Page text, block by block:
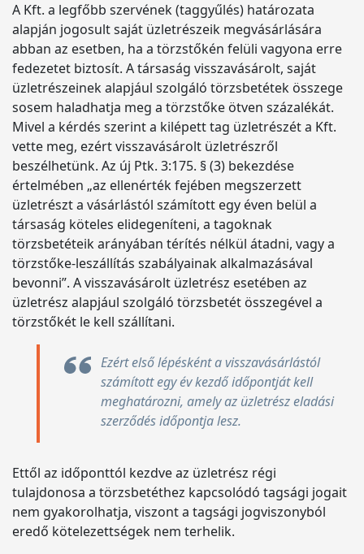
A Kft. a legfőbb szervének (taggyűlés) határozata
alapján jogosult saját üzletrészeik megvásárlására
abban az esetben, ha a törzstőkén felüli vagyona erre
fedezetet biztosít. A társaság visszavásárolt, saját
üzletrészeinek alapjául szolgáló törzsbetétek összege
sosem haladhatja meg a törzstőke ötven százalékát.
Mivel a kérdés szerint a kilépett tag üzletrészét a Kft.
vette meg, ezért visszavásárolt üzletrészről
beszélhetünk. Az új Ptk. 3:175. § (3) bekezdése
értelmében „az ellenérték fejében megszerzett
üzletrészt a vásárlástól számított egy éven belül a
társaság köteles elidegeníteni, a tagoknak
törzsbetéteik arányában térítés nélkül átadni, vagy a
törzstőke-leszállítás szabályainak alkalmazásával
bevonni”. A visszavásárolt üzletrész esetében az
üzletrész alapjául szolgáló törzsbetét összegével a
törzstőkét le kell szállítani.
Ezért első lépésként a visszavásárlástól
számított egy év kezdő időpontját kell
meghatározni, amely az üzletrész eladási
szerződés időpontja lesz.
Ettől az időponttól kezdve az üzletrész régi
tulajdonosa a törzsbetéthez kapcsolódó tagsági jogait
nem gyakorolhatja, viszont a tagsági jogviszonyból
eredő kötelezettségek nem terhelik.